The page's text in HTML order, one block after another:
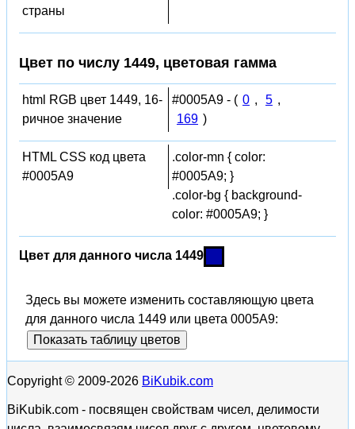
страны
Цвет по числу 1449, цветовая гамма
html RGB цвет 1449, 16-
ричное значение
#0005A9 - ( 0 , 5 ,
169 )
HTML CSS код цвета
#0005A9
.color-mn { color:
#0005A9; }
.color-bg { background-
color: #0005A9; }
Цвет для данного числа 1449
Здесь вы можете изменить составляющую цвета
для данного числа 1449 или цвета 0005A9:
Показать таблицу цветов
Copyright © 2009-2026 BiKubik.com
BiKubik.com - посвящен свойствам чисел, делимости